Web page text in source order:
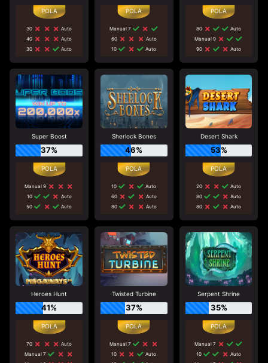
30
Auto
40
Auto
30
Auto
Manual 7
60
Auto
10
Auto
80
Auto
Manual 9
90
Auto
Super Boost
37%
Manual 9
10
Auto
50
Auto
Sherlock Bones
46%
10
Auto
60
Auto
80
Auto
Desert Shark
53%
20
Auto
80
Auto
80
Auto
Heroes Hunt
41%
70
Auto
Manual 7
Twisted Turbine
37%
Manual 7
10
Auto
Serpent Shrine
35%
Manual 7
10
Auto